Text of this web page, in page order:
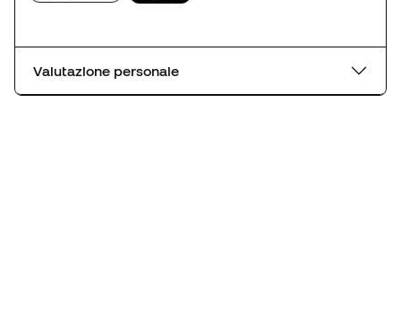
Valutazione personale